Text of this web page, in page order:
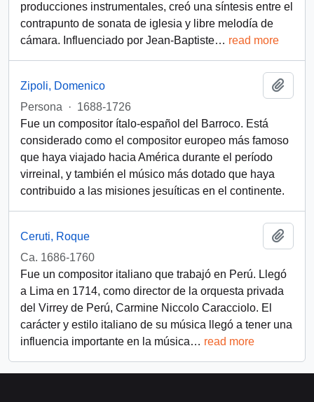
producciones instrumentales, creó una síntesis entre el
contrapunto de sonata de iglesia y libre melodía de
cámara. Influenciado por Jean-Baptiste… read more
Zipoli, Domenico
Persona
· 1688-1726
Fue un compositor ítalo-español del Barroco. Está
considerado como el compositor europeo más famoso
que haya viajado hacia América durante el período
virreinal, y también el músico más dotado que haya
contribuido a las misiones jesuíticas en el continente.
Ceruti, Roque
Ca. 1686-1760
Fue un compositor italiano que trabajó en Perú. Llegó
a Lima en 1714, como director de la orquesta privada
del Virrey de Perú, Carmine Niccolo Caracciolo. El
carácter y estilo italiano de su música llegó a tener una
influencia importante en la música… read more